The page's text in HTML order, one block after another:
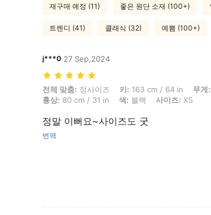
재구매 예정 (11) 좋은 원단 소재 (100+)
트렌디 (41) 클래식 (32) 예쁨 (100+)
j***0 27 Sep,2024
전체 맞춤: 정사이즈, 키: 163 cm / 64 in, 무게: 46 kg
전체 맞춤: 정사이즈 키: 163 cm / 64 in 무게:
흉상: 80 cm / 31 in 색: 블랙 사이즈: XS
정말 이뻐요~사이즈도 굿
번역